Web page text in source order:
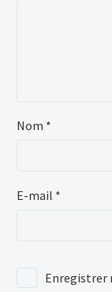
Nom *
E-mail *
Enregistrer